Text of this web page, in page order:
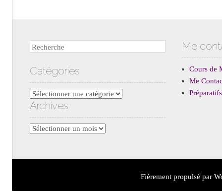
Recherche
Catégories
Catégories
Archives
Archives
Me
Cours de
Me
Fièrement propulsé par